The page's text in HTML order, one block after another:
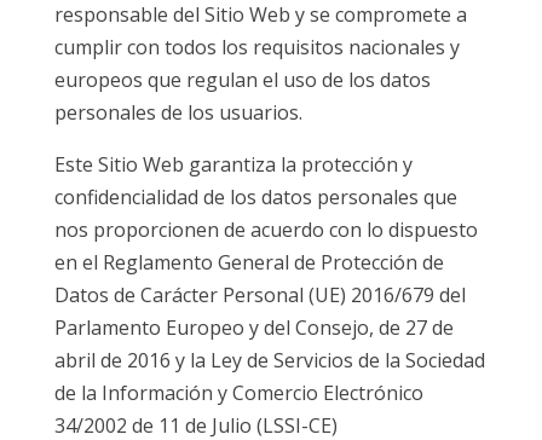
responsable del Sitio Web y se compromete a
cumplir con todos los requisitos nacionales y
europeos que regulan el uso de los datos
personales de los usuarios.
Este Sitio Web garantiza la protección y
confidencialidad de los datos personales que
nos proporcionen de acuerdo con lo dispuesto
en el Reglamento General de Protección de
Datos de Carácter Personal (UE) 2016/679 del
Parlamento Europeo y del Consejo, de 27 de
abril de 2016 y la Ley de Servicios de la Sociedad
de la Información y Comercio Electrónico
34/2002 de 11 de Julio (LSSI-CE)